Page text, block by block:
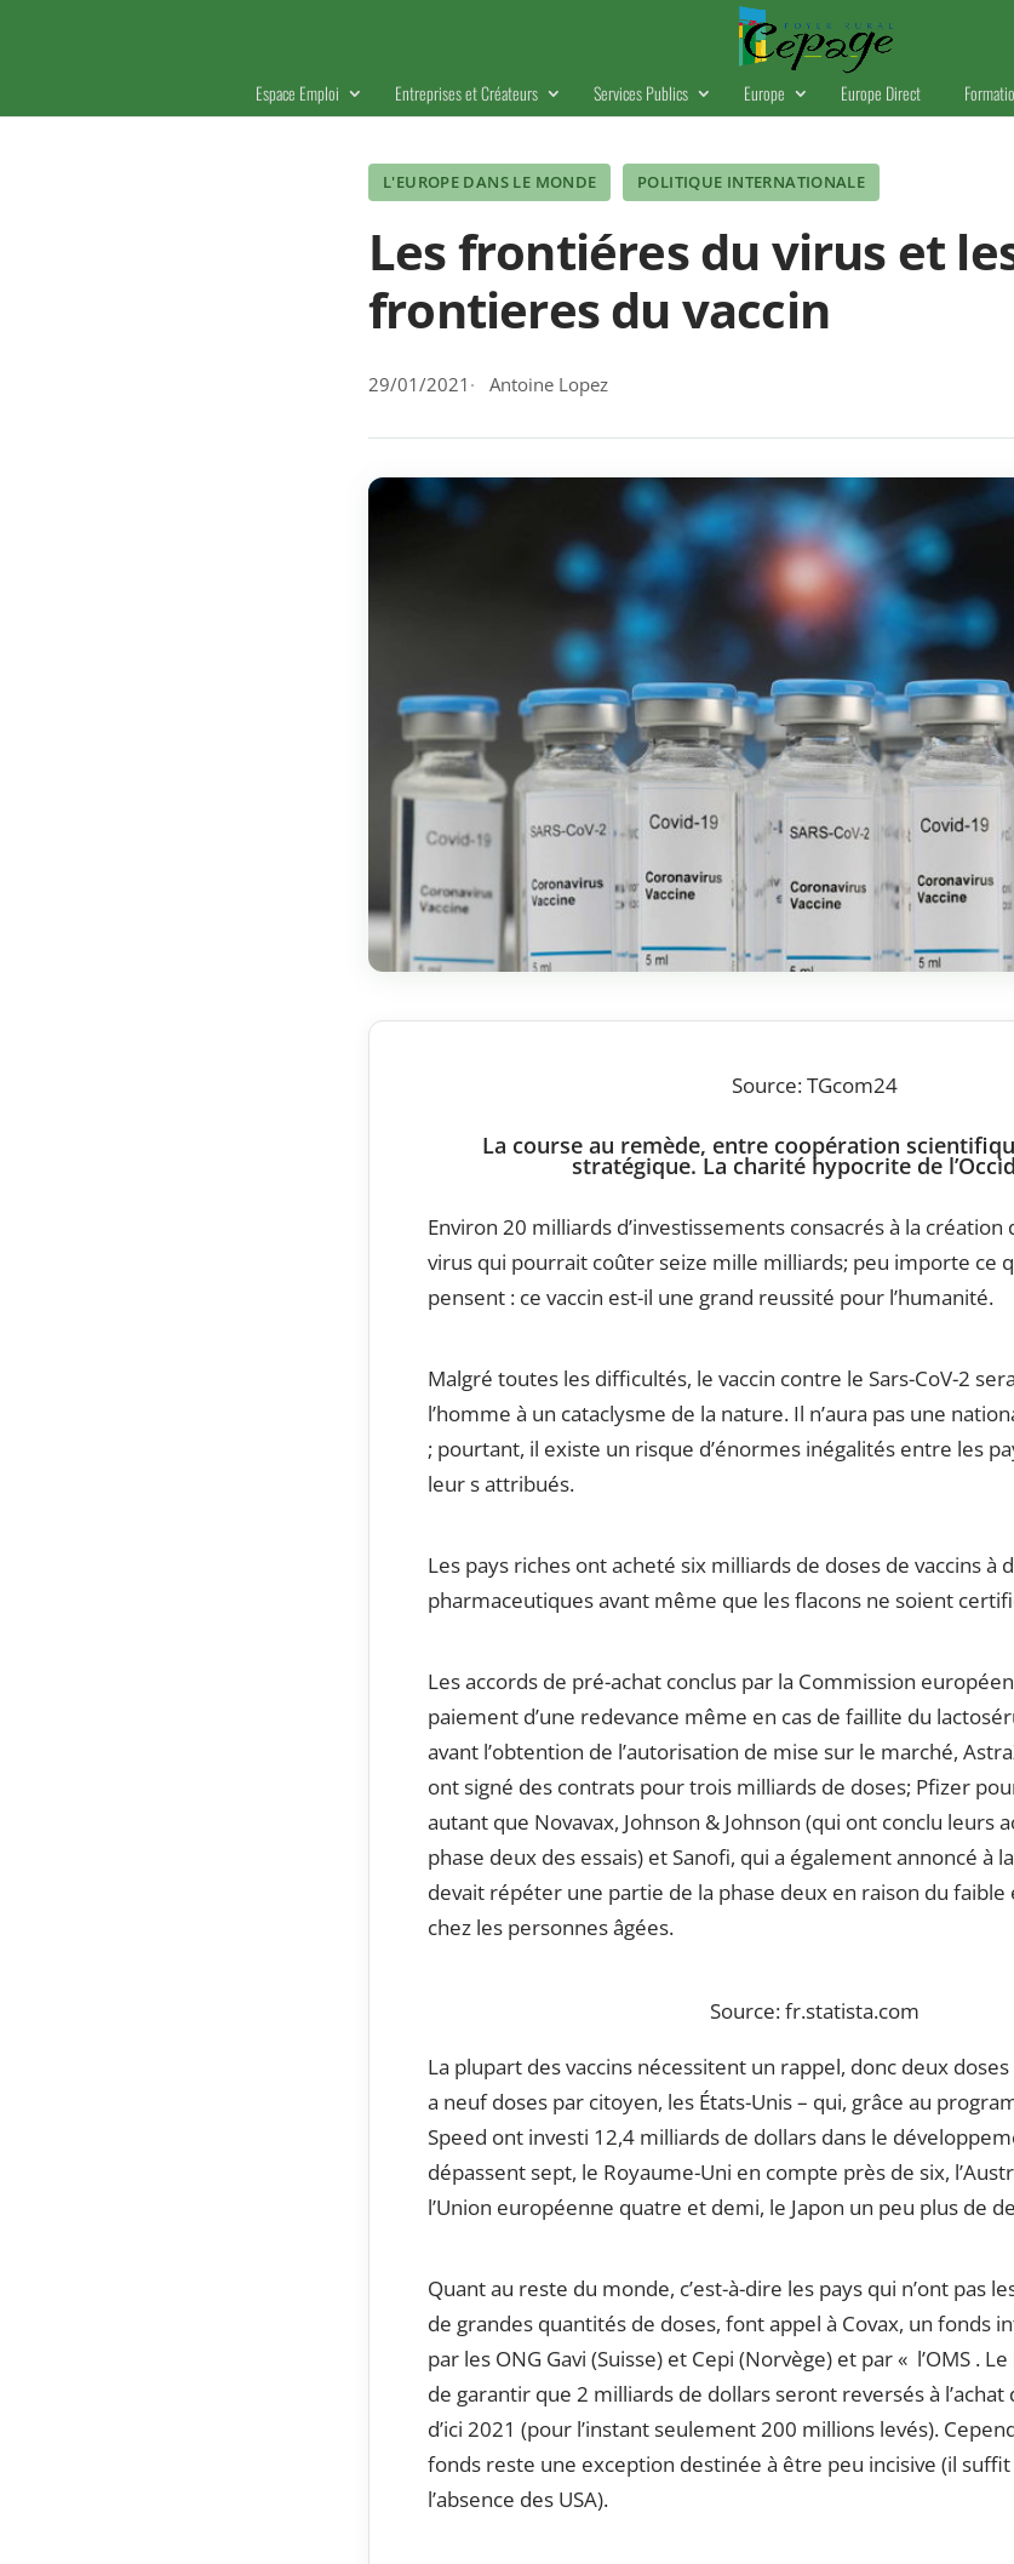
Espace Emploi Entreprises et Créateurs Services Publics Europe Europe Direct
L'EUROPE DANS LE MONDE POLITIQUE INTERNATIONALE
Les frontiéres du virus et
frontieres du vaccin
29/01/2021 Antoine Lopez
Source: TGcom24
La course au remède, entre coopération
stratégique. La charité hypocrite de
Environ 20 milliards d’investissements consacrés à la création
virus qui pourrait coûter seize mille milliards; peu importe ce
pensent : ce vaccin est-il une grand reussité pour l’humanité.
Malgré toutes les difficultés, le vaccin contre le Sars-CoV-2
l’homme à un cataclysme de la nature. Il n’aura pas une
; pourtant, il existe un risque d’énormes inégalités entre les
leur s attribués.
Les pays riches ont acheté six milliards de doses de vaccins à
pharmaceutiques avant même que les flacons ne soient
Les accords de pré-achat conclus par la Commission
paiement d’une redevance même en cas de faillite du
avant l’obtention de l’autorisation de mise sur le marché,
ont signé des contrats pour trois milliards de doses; Pfizer
autant que Novavax, Johnson & Johnson (qui ont conclu leurs
phase deux des essais) et Sanofi, qui a également annoncé à
devait répéter une partie de la phase deux en raison du
chez les personnes âgées.
Source: fr.statista.com
La plupart des vaccins nécessitent un rappel, donc deux doses
a neuf doses par citoyen, les États-Unis – qui, grâce au
Speed ​​ont investi 12,4 milliards de dollars dans le
dépassent sept, le Royaume-Uni en compte près de six,
l’Union européenne quatre et demi, le Japon un peu plus de
Quant au reste du monde, c’est-à-dire les pays qui n’ont pas
de grandes quantités de doses, font appel à Covax, un fonds
par les ONG Gavi (Suisse) et Cepi (Norvège) et par « l’OMS .
de garantir que 2 milliards de dollars seront reversés à
d’ici 2021 (pour l’instant seulement 200 millions levés).
fonds reste une exception destinée à être peu incisive (il
l’absence des USA).